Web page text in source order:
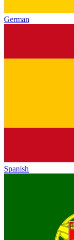
German
Spanish